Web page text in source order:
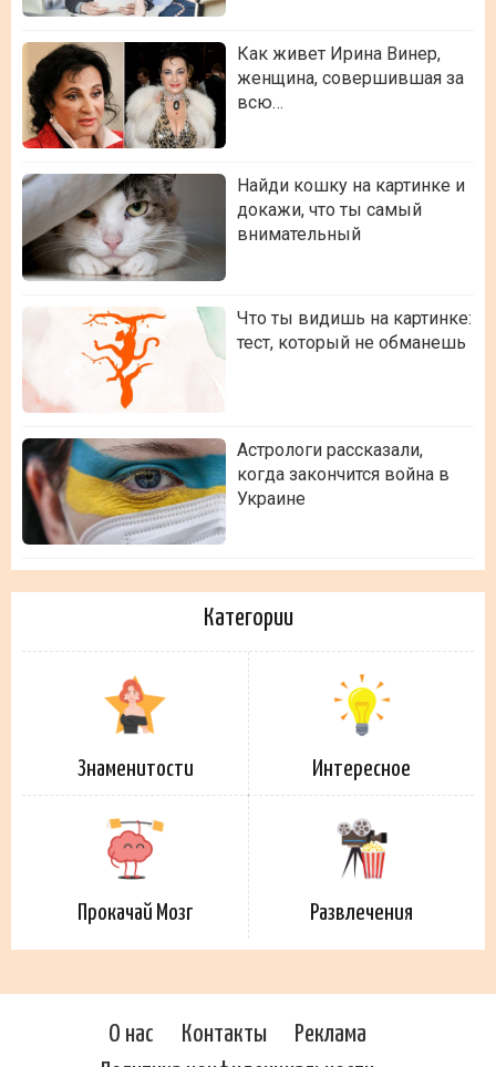
Как живет Ирина Винер,
женщина, совершившая за
всю…
Найди кошку на картинке и
докажи, что ты самый
внимательный
Что ты видишь на картинке:
тест, который не обманешь
Астрологи рассказали,
когда закончится война в
Украине
Категории
Знаменитости Интересное
Прокачай Мозг Развлечения
О нас Контакты
Реклама